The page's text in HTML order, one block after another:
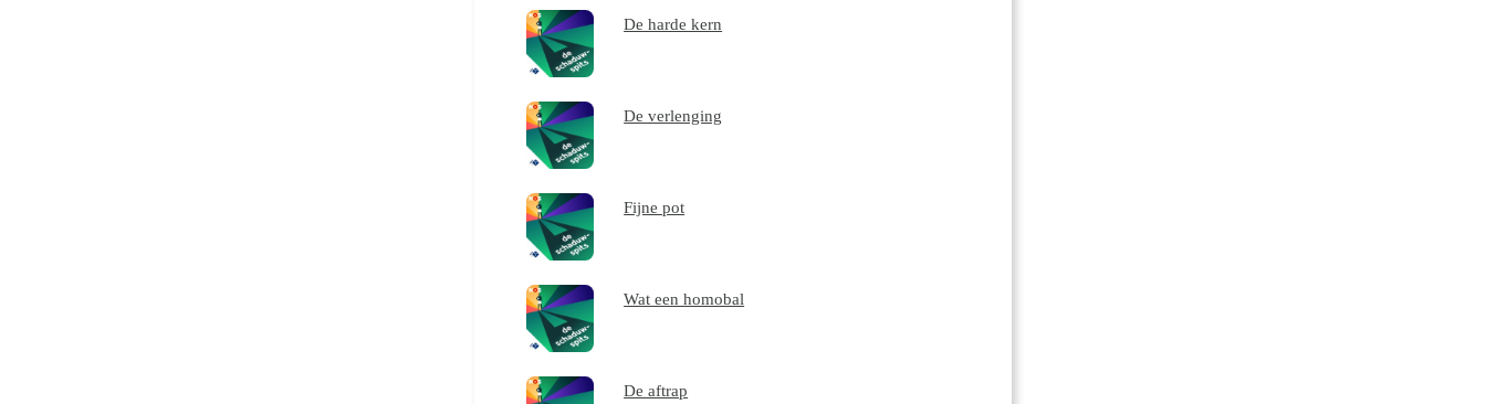
De harde kern
De verlenging
Fijne pot
Wat een homobal
De aftrap